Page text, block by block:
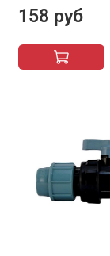
158 руб